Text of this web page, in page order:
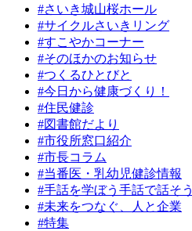
#さいき城山桜ホール
#サイクルさいきリング
#すこやかコーナー
#そのほかのお知らせ
#つくるひとびと
#今日から健康づくり！
#住民健診
#図書館だより
#市役所窓口紹介
#市長コラム
#当番医・乳幼児健診情報
#手話を学ぼう手話で話そう
#未来をつなぐ、人と企業
#特集